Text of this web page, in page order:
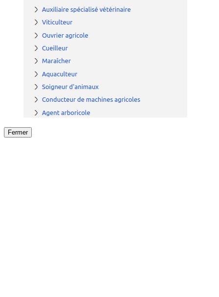
Fermer